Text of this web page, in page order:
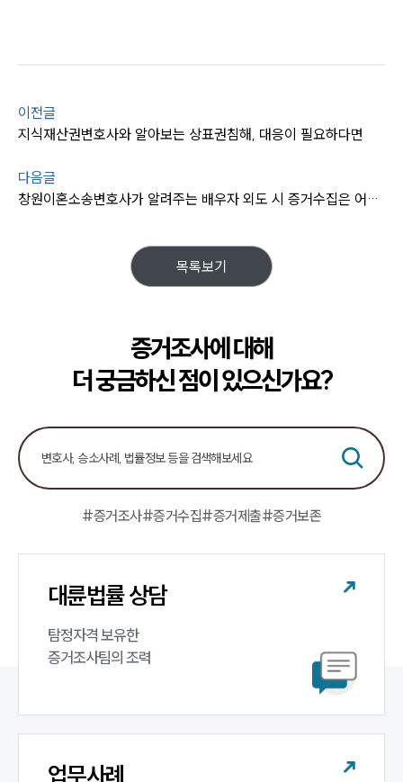
센터소개
센터소개
글로벌 파트너 로펌
통합검색
법률지식인
고객후기
이전글
지식재산권변호사와 알아보는 상표권침해, 대응이 필요하다면
다음글
창원이혼소송변호사가 알려주는 배우자 외도 시 증거수집은 어떻게?
목록보기
증거조사에 대해
더 궁금하신 점이 있으신가요?
#증거조사#증거수집#증거제출#증거보존
대륜법률 상담
탐정자격 보유한
증거조사팀의 조력
업무사례